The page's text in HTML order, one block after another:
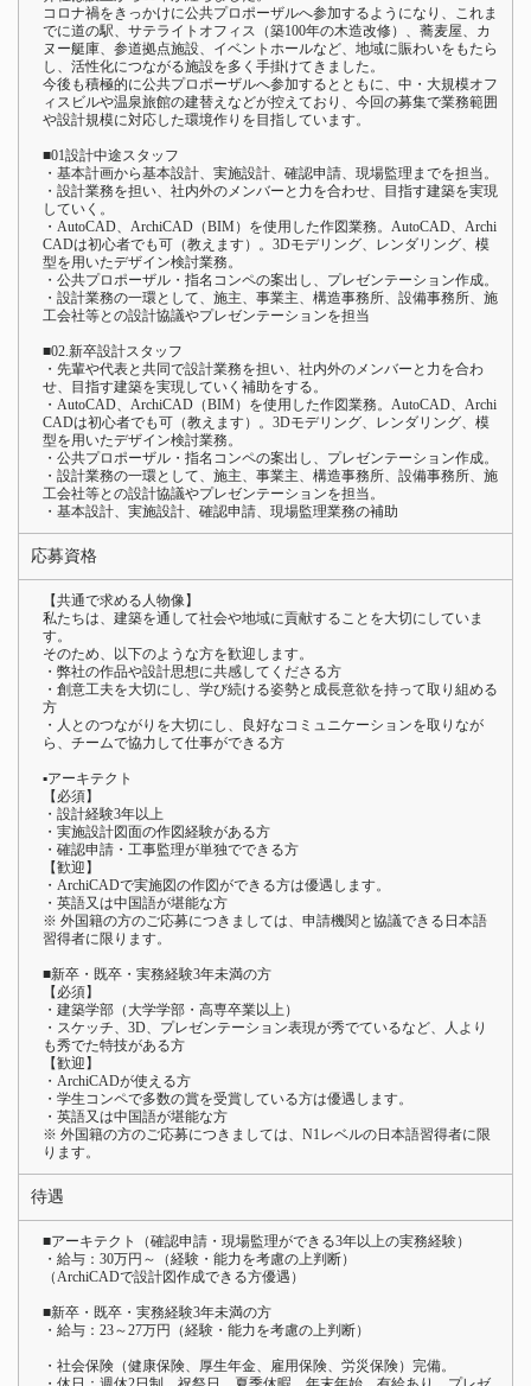
コロナ禍をきっかけに公共プロポーザルへ参加するようになり、これま
でに道の駅、サテライトオフィス（築100年の木造改修）、蕎麦屋、カ
ヌー艇庫、参道拠点施設、イベントホールなど、地域に賑わいをもたら
し、活性化につながる施設を多く手掛けてきました。
今後も積極的に公共プロポーザルへ参加するとともに、中・大規模オフ
ィスビルや温泉旅館の建替えなどが控えており、今回の募集で業務範囲
や設計規模に対応した環境作りを目指しています。
■01設計中途スタッフ
・基本計画から基本設計、実施設計、確認申請、現場監理までを担当。
・設計業務を担い、社内外のメンバーと力を合わせ、目指す建築を実現
していく。
・AutoCAD、ArchiCAD（BIM）を使用した作図業務。AutoCAD、Archi
CADは初心者でも可（教えます）。3Dモデリング、レンダリング、模
型を用いたデザイン検討業務。
・公共プロポーザル・指名コンペの案出し、プレゼンテーション作成。
・設計業務の一環として、施主、事業主、構造事務所、設備事務所、施
工会社等との設計協議やプレゼンテーションを担当
■02.新卒設計スタッフ
・先輩や代表と共同で設計業務を担い、社内外のメンバーと力を合わ
せ、目指す建築を実現していく補助をする。
・AutoCAD、ArchiCAD（BIM）を使用した作図業務。AutoCAD、Archi
CADは初心者でも可（教えます）。3Dモデリング、レンダリング、模
型を用いたデザイン検討業務。
・公共プロポーザル・指名コンペの案出し、プレゼンテーション作成。
・設計業務の一環として、施主、事業主、構造事務所、設備事務所、施
工会社等との設計協議やプレゼンテーションを担当。
・基本設計、実施設計、確認申請、現場監理業務の補助
応募資格
【共通で求める人物像】
私たちは、建築を通して社会や地域に貢献することを大切にしていま
す。
そのため、以下のような方を歓迎します。
・弊社の作品や設計思想に共感してくださる方
・創意工夫を大切にし、学び続ける姿勢と成長意欲を持って取り組める
方
・人とのつながりを大切にし、良好なコミュニケーションを取りなが
ら、チームで協力して仕事ができる方
▪️アーキテクト
【必須】
・設計経験3年以上
・実施設計図面の作図経験がある方
・確認申請・工事監理が単独でできる方
【歓迎】
・ArchiCADで実施図の作図ができる方は優遇します。
・英語又は中国語が堪能な方
※ 外国籍の方のご応募につきましては、申請機関と協議できる日本語
習得者に限ります。
■新卒・既卒・実務経験3年未満の方
【必須】
・建築学部（大学学部・高専卒業以上）
・スケッチ、3D、プレゼンテーション表現が秀でているなど、人より
も秀でた特技がある方
【歓迎】
・ArchiCADが使える方
・学生コンペで多数の賞を受賞している方は優遇します。
・英語又は中国語が堪能な方
※ 外国籍の方のご応募につきましては、N1レベルの日本語習得者に限
ります。
待遇
■アーキテクト（確認申請・現場監理ができる3年以上の実務経験）
・給与：30万円～（経験・能力を考慮の上判断）
（ArchiCADで設計図作成できる方優遇）
■新卒・既卒・実務経験3年未満の方
・給与：23～27万円（経験・能力を考慮の上判断）
・社会保険（健康保険、厚生年金、雇用保険、労災保険）完備。